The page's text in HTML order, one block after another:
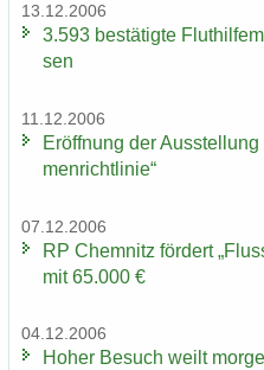
13.12.2006
3.593 be­stä­tig­te
sen
11.12.2006
Er­öff­nung der
men­richt­li­nie“
07.12.2006
RP Chem­nitz för­dert
mit 65.000 €
04.12.2006
Hoher Be­such weilt